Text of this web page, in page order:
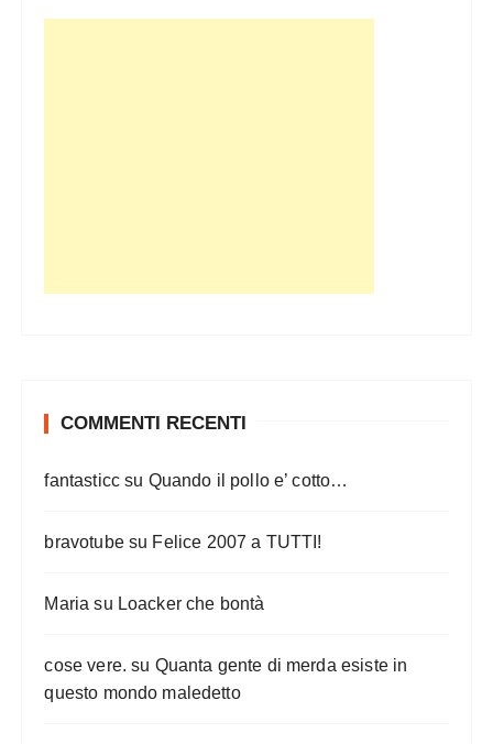
COMMENTI RECENTI
fantasticc su Quando il pollo e’ cotto…
bravotubesu Felice 2007 a TUTTI!
Maria su Loacker che bontà
cose vere. su Quanta gente di merda esiste in
questo mondo maledetto